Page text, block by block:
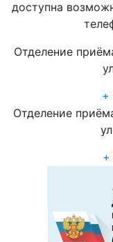
доступна
Отделение
+
Отделение
+